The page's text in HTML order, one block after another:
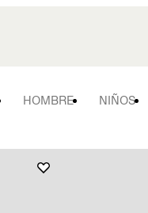
HOMBRE NIÑOS